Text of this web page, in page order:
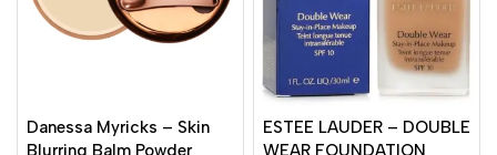
Danessa Myricks – Skin
Blurring Balm Powder
ESTEE LAUDER – DOUBLE
WEAR FOUNDATION